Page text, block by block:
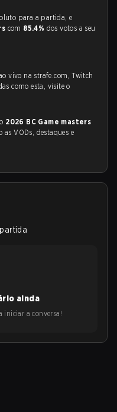
para a partida, e
com 85.4% dos votos a seu
vivo na strafe.com, Twitch
como esta, visite o
2026 BC Game masters
as VODs, destaques e
ainda
iniciar a conversa!